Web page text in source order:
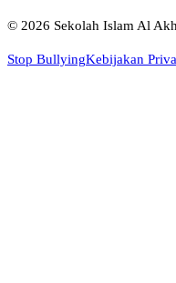
© 2026 Sekolah Islam Al
Stop BullyingKebijakan